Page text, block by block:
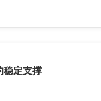
稳定支撑